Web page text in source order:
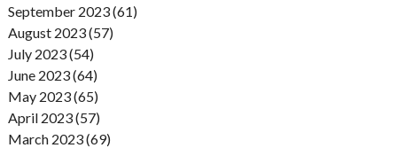
September 2023 (61)
August 2023 (57)
July 2023 (54)
June 2023 (64)
May 2023 (65)
April 2023 (57)
March 2023 (69)